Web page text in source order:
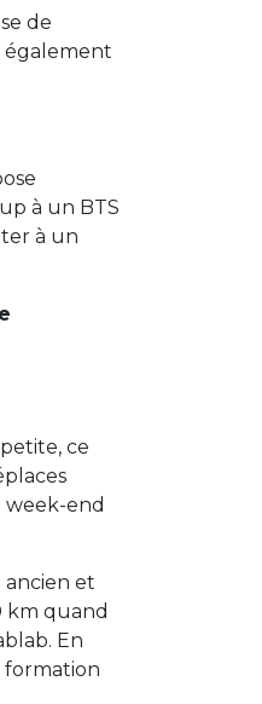
de
également
à un BTS
à un
ce
week-end
ancien et
km quand
En
formation